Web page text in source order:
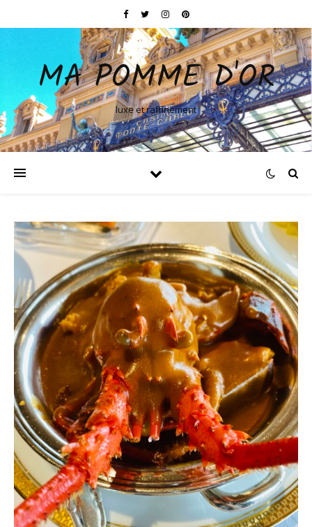
MA POMME D'OR
luxe et raffinement